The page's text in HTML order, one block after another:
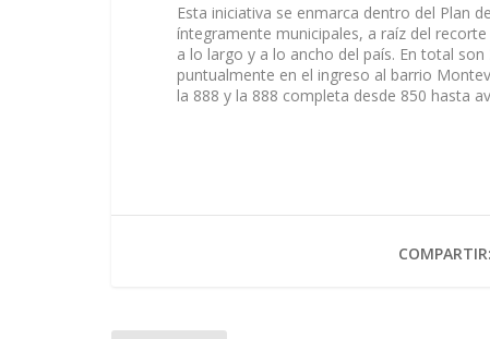
Esta iniciativa se enmarca dentro del Plan
íntegramente municipales, a raíz del
a lo largo y a lo ancho del país. En total
puntualmente en el ingreso al barrio
la 888 y la 888 completa desde 850 hasta
COMPARTIR: